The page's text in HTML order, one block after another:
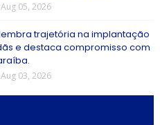
Aug 05, 2026
trajetória na implantação
e destaca compromisso com
Aug 03, 2026